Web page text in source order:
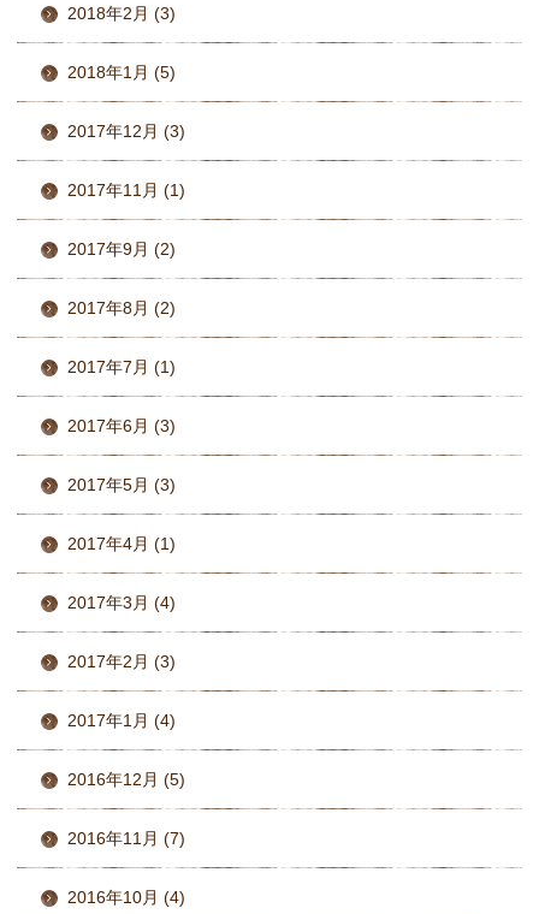
2018年2月 (3)
2018年1月 (5)
2017年12月 (3)
2017年11月 (1)
2017年9月 (2)
2017年8月 (2)
2017年7月 (1)
2017年6月 (3)
2017年5月 (3)
2017年4月 (1)
2017年3月 (4)
2017年2月 (3)
2017年1月 (4)
2016年12月 (5)
2016年11月 (7)
2016年10月 (4)